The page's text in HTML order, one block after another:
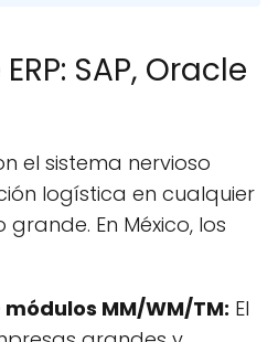
SAP, Oracle
el sistema nervioso
logística en cualquier
En México, los
módulos MM/WM/TM: El